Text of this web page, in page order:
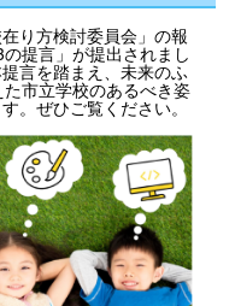
り方検討委員会」の報
提言」が提出されまし
言を踏まえ、未来のふ
市立学校のあるべき姿
。ぜひご覧ください。